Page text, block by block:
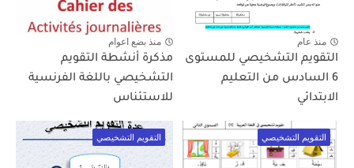
منذ عام
التقويم التشخيصي للمستوى
6 السادس من التعليم
الابتدائي
منذ بضع اعوام
مذكرة أنشطة التقويم
التشخيصي باللغة الفرنسية
للاستئناس
التقويم التشخيصي التقويم التشخيصي